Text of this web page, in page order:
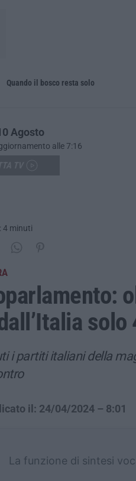
Quando il bosco resta solo
Agosto
alle 7:16
4 minuti
i partiti italiani della
il: 24/04/2024 – 8:01
La funzione di sintesi